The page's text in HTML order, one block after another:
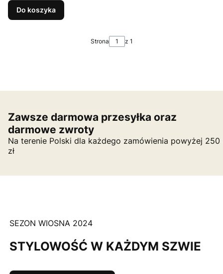
Do koszyka
Strona z 1
Zawsze darmowa przesyłka oraz
darmowe zwroty
Na terenie Polski dla każdego zamówienia powyżej 250
zł
SEZON WIOSNA 2024
STYLOWOŚĆ W KAŻDYM SZWIE